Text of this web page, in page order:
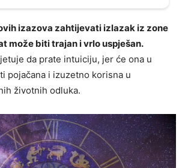
izazova zahtijevati izlazak iz zone
može biti trajan i vrlo uspješan.
da prate intuiciju, jer će ona u
pojačana i izuzetno korisna u
životnih odluka.